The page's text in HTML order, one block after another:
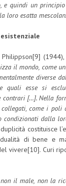
quindi un
loro esatta
il mondo, come
diverse
esse si
contrari […]. Nella
come i poli
condizionati dalla
costituisce
di bene e
vivere[10]. Curi
il male, non la